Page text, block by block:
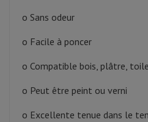
o Sans odeur
o Facile à poncer
o Compatible bois, plâtre,
o Peut être peint ou verni
o Excellente tenue dans le